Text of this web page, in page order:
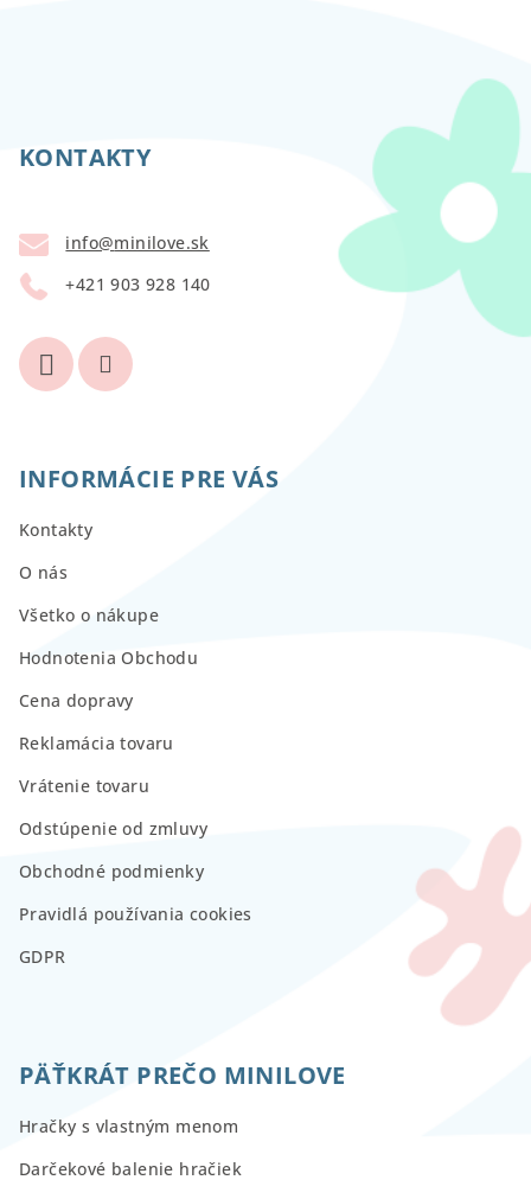
KONTAKTY
info@minilove.sk
+421 903 928 140
INFORMÁCIE PRE VÁS
Kontakty
O nás
Všetko o nákupe
Hodnotenia Obchodu
Cena dopravy
Reklamácia tovaru
Vrátenie tovaru
Odstúpenie od zmluvy
Obchodné podmienky
Pravidlá používania cookies
GDPR
PÄŤKRÁT PREČO MINILOVE
Hračky s vlastným menom
Darčekové balenie hračiek